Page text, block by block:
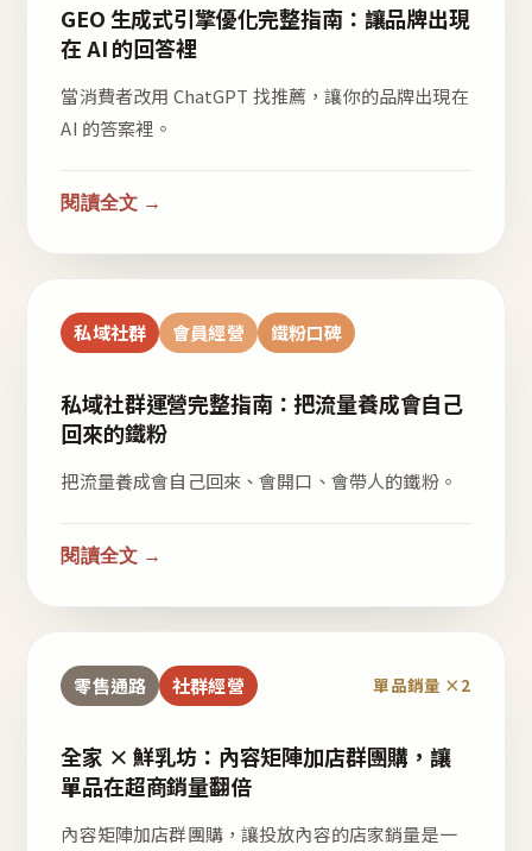
GEO 生成式引擎優化完整指南：讓品牌出現
在 AI 的回答裡
當消費者改用 ChatGPT 找推薦，讓你的品牌出現在
AI 的答案裡。
閱讀全文 →
私域社群 會員經營 鐵粉口碑
私域社群運營完整指南：把流量養成會自己
回來的鐵粉
把流量養成會自己回來、會開口、會帶人的鐵粉。
閱讀全文 →
零售通路 社群經營 單品銷量 ×2
全家 × 鮮乳坊：內容矩陣加店群團購，讓
單品在超商銷量翻倍
內容矩陣加店群團購，讓投放內容的店家銷量是一